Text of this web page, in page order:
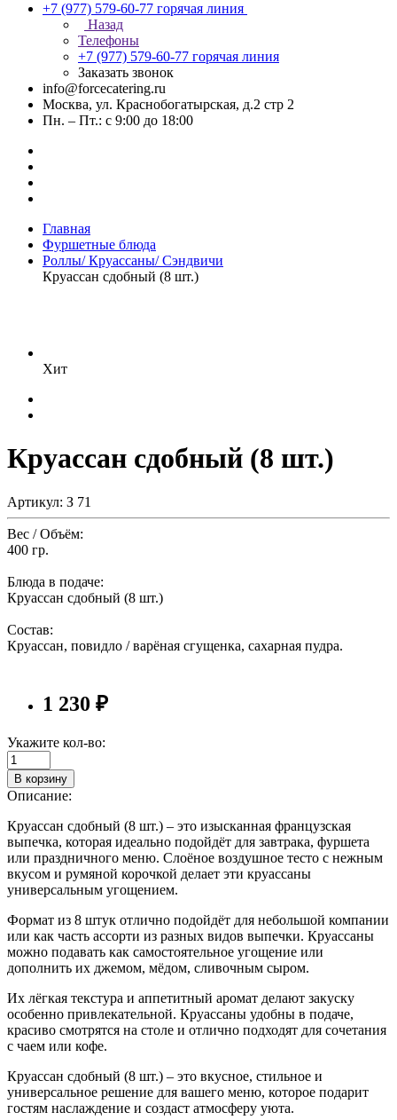
+7 (977) 579-60-77 горячая линия
Назад
Телефоны
+7 (977) 579-60-77 горячая линия
Заказать звонок
info@forcecatering.ru
Москва, ул. Краснобогатырская, д.2 стр 2
Пн. – Пт.: с 9:00 до 18:00
Главная
Фуршетные блюда
Роллы/ Круассаны/ Сэндвичи
Круассан сдобный (8 шт.)
Хит
Круассан сдобный (8 шт.)
Артикул: З 71
Вес / Объём:
400 гр.
Блюда в подаче:
Круассан сдобный (8 шт.)
Состав:
Круассан, повидло / варёная сгущенка, сахарная пудра.
1 230 ₽
Укажите кол-во:
В корзину
Описание:
Круассан сдобный (8 шт.) – это изысканная французская
выпечка, которая идеально подойдёт для завтрака, фуршета
или праздничного меню. Слоёное воздушное тесто с нежным
вкусом и румяной корочкой делает эти круассаны
универсальным угощением.
Формат из 8 штук отлично подойдёт для небольшой компании
или как часть ассорти из разных видов выпечки. Круассаны
можно подавать как самостоятельное угощение или
дополнить их джемом, мёдом, сливочным сыром.
Их лёгкая текстура и аппетитный аромат делают закуску
особенно привлекательной. Круассаны удобны в подаче,
красиво смотрятся на столе и отлично подходят для сочетания
с чаем или кофе.
Круассан сдобный (8 шт.) – это вкусное, стильное и
универсальное решение для вашего меню, которое подарит
гостям наслаждение и создаст атмосферу уюта.